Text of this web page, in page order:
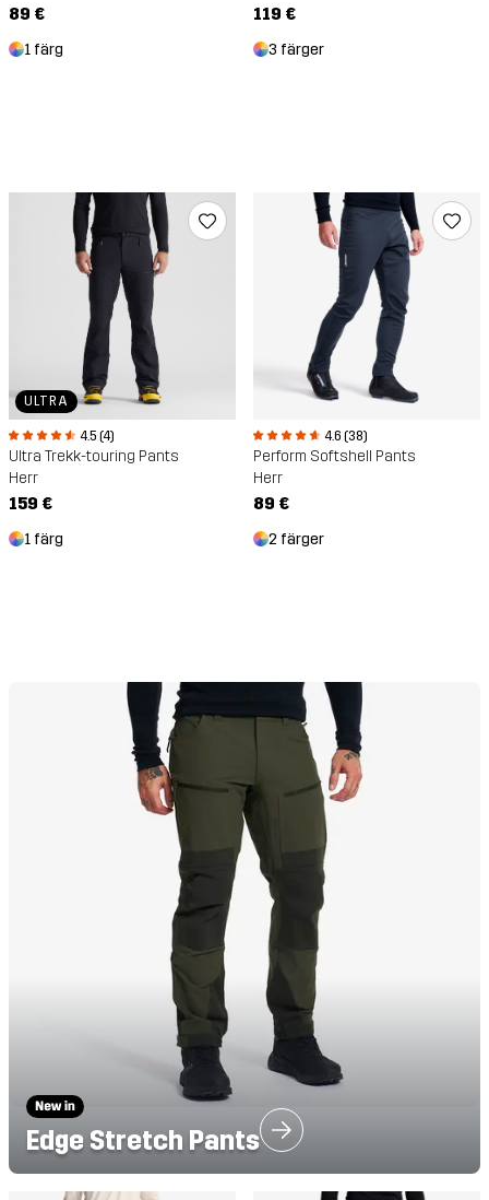
89 €
1 färg
119 €
3 färger
ULTRA
4.5 (4)
Ultra Trekk-touring Pants
Herr
159 €
1 färg
4.6 (38)
Perform Softshell Pants
Herr
89 €
2 färger
Edge Stretch Pants